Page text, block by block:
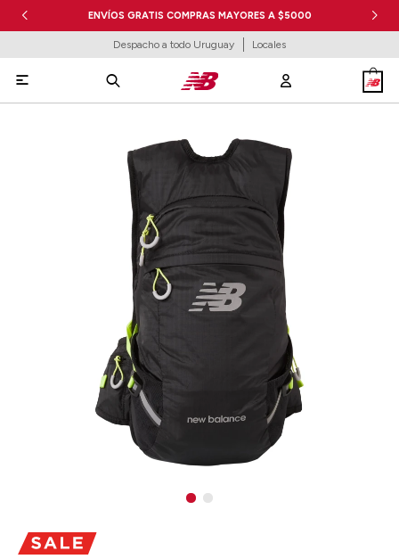
ENVÍOS GRATIS COMPRAS MAYORES A $5000
Despacho a todo Uruguay Locales
